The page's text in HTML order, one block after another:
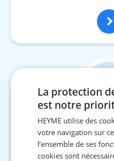
La protection
est notre
HEYME utilise des
votre navigation sur
l’ensemble de ses
cookies sont